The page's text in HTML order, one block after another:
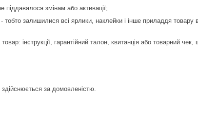
піддавалося змінам або активації;
залишилися всі ярлики, наклейки і інше приладдя товару
інструкції, гарантійний талон, квитанція або товарний
здійснюється за домовленістю.